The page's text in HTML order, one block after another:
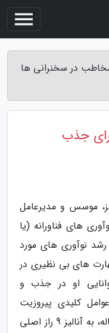
مخاطب در سخنرانی ها
جذب
موسس و مدیرعامل
های فناورانه (یا
نوآوری های مورد
های بی نظیری در
او در جذب و
کلیدی پیروزیت
های او و شرکت اپل بود. در این مقاله، به آنالیز 9 راز اصلی